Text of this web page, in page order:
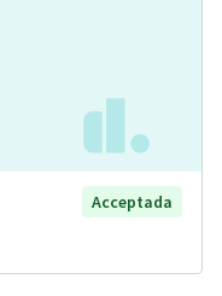
Acceptada